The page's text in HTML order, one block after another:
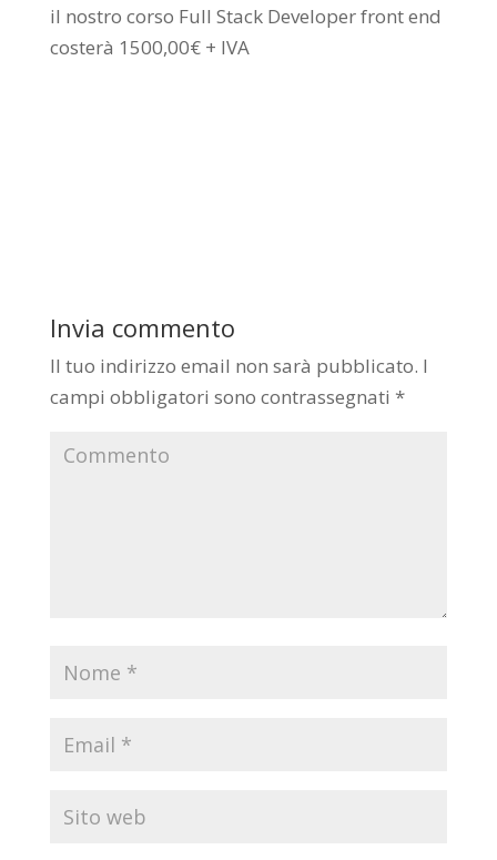
il nostro corso Full Stack Developer front end
costerà 1500,00€ + IVA
Invia commento
Il tuo indirizzo email non sarà pubblicato. I
campi obbligatori sono contrassegnati *